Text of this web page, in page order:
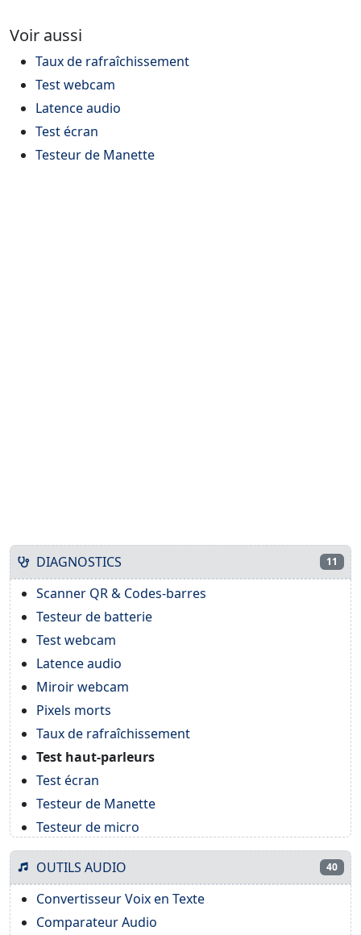
Voir aussi
Taux de rafraîchissement
Test webcam
Latence audio
Test écran
Testeur de Manette
DIAGNOSTICS 11
Scanner QR & Codes-barres
Testeur de batterie
Test webcam
Latence audio
Miroir webcam
Pixels morts
Taux de rafraîchissement
Test haut-parleurs
Test écran
Testeur de Manette
Testeur de micro
OUTILS AUDIO 40
Convertisseur Voix en Texte
Comparateur Audio